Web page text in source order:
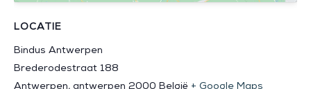
LOCATIE
Bindus Antwerpen
Brederodestraat 188
Antwerpen, antwerpen 2000 België + Google Maps